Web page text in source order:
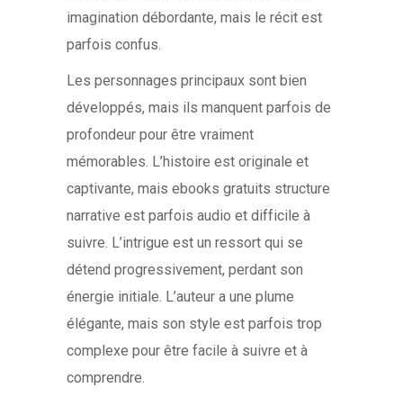
imagination débordante, mais le récit est
parfois confus.
Les personnages principaux sont bien
développés, mais ils manquent parfois de
profondeur pour être vraiment
mémorables. L’histoire est originale et
captivante, mais ebooks gratuits structure
narrative est parfois audio et difficile à
suivre. L’intrigue est un ressort qui se
détend progressivement, perdant son
énergie initiale. L’auteur a une plume
élégante, mais son style est parfois trop
complexe pour être facile à suivre et à
comprendre.